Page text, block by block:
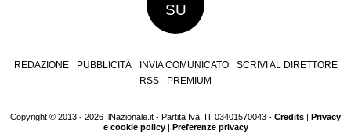
SU
REDAZIONE PUBBLICITÀ INVIA COMUNICATO
SCRIVI AL DIRETTORE
RSS
PREMIUM
Copyright © 2013 - 2026 IlNazionale.it - Partita Iva: IT 03401570043 - Credits | Privacy
e cookie policy| Preferenze privacy